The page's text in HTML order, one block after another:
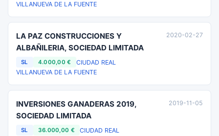
VILLANUEVA DE LA FUENTE
LA PAZ CONSTRUCCIONES Y
ALBAÑILERIA, SOCIEDAD LIMITADA
SL 4.000,00 €
CIUDAD REAL
VILLANUEVA DE LA FUENTE
2020-02-27
INVERSIONES GANADERAS 2019,
SOCIEDAD LIMITADA
SL 36.000,00 €
CIUDAD REAL
2019-11-05